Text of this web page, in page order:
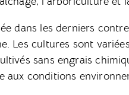
dans les derniers
Les cultures sont
sans engrais
aux conditions